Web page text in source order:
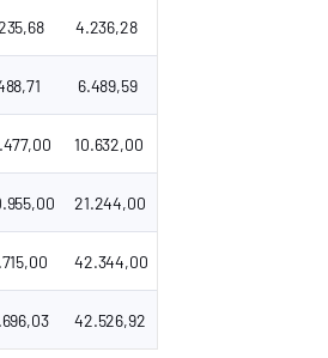
4.236,28
6.489,59
10.632,00
21.244,00
42.344,00
42.526,92